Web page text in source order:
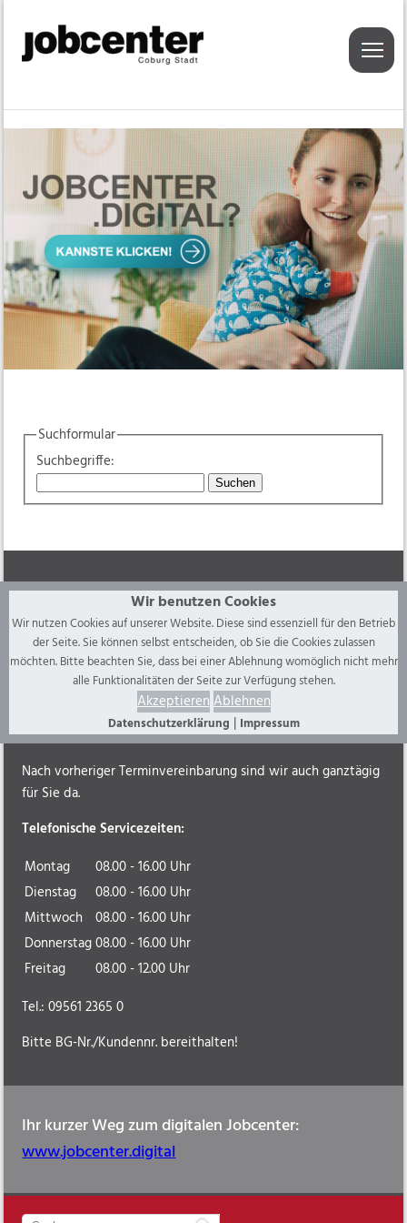
Menu
Geldleistung
Regelbedarf, Mehrbedarf und
einmalige Leistungen
Leistungen der Unterkunft und
Heizung
Einkommen und Vermögen
Bildungs- und Teilhabepaket
Arbeitsvermittlung
Aufgaben der Arbeitsvermittlung
Unter 25 Jährige
Fördermöglichkeiten
Fallmanagement
Downloads
Links
Kontakt
Suchformular
Suchbegriffe:
Suchen
Öffnungszeiten Servicebüro:
Montag
08.00 - 12.00 Uhr
Dienstag
08.00 - 12.00 Uhr
Mittwoch
08.00 - 12.00 Uhr
08.00 - 12.00 Uhr
Freitag
08.00 - 12.00 Uhr
Nach vorheriger Terminvereinbarung sind wir auch ganztägig
für Sie da.
Telefonische Servicezeiten:
Montag
08.00 - 16.00 Uhr
Dienstag
08.00 - 16.00 Uhr
Mittwoch
08.00 - 16.00 Uhr
Donnerstag08.00 - 16.00 Uhr
Freitag
08.00 - 12.00 Uhr
Tel.: 09561 2365 0
Bitte BG-Nr./Kundennr. bereithalten!
Ihr kurzer Weg zum digitalen Jobcenter:
www.jobcenter.digital
Wir benutzen Cookies
Wir nutzen Cookies auf unserer Website. Diese sind essenziell für den Betrieb
der Seite. Sie können selbst entscheiden, ob Sie die Cookies zulassen
möchten. Bitte beachten Sie, dass bei einer Ablehnung womöglich nicht mehr
alle Funktionalitäten der Seite zur Verfügung stehen.
AkzeptierenAblehnen
Datenschutzerklärung | Impressum